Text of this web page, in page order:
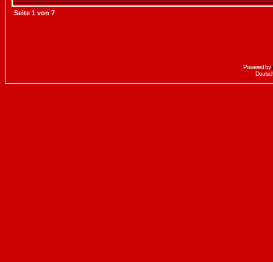
Seite 1 von 7
Powered by